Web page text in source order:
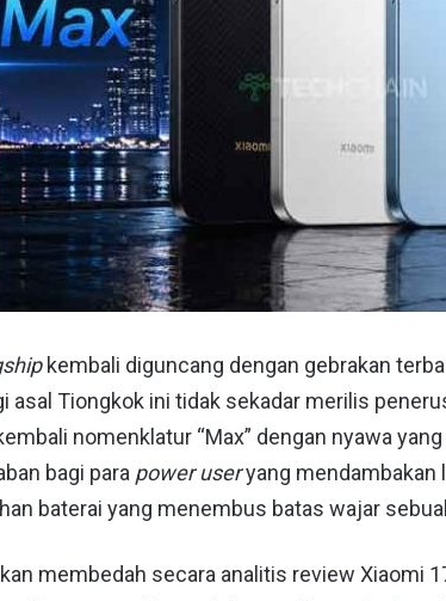
kembali diguncang dengan gebrakan
asal Tiongkok ini tidak sekadar merilis
nomenklatur “Max” dengan nyawa
bagi para power useryang mendambakan
baterai yang menembus batas wajar
membedah secara analitis review Xiaomi